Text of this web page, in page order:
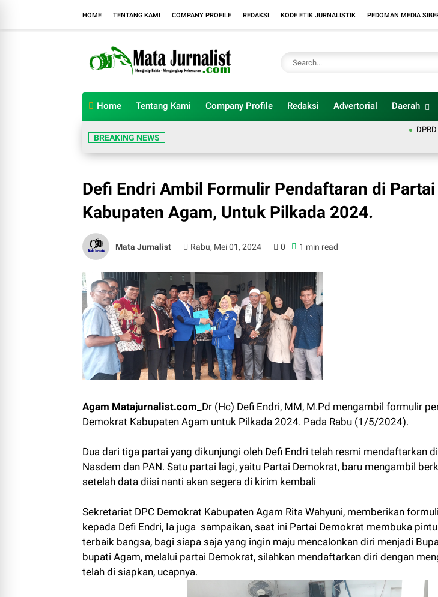
HOME TENTANG KAMI COMPANY PROFILE REDAKSI KODE ETIK JURNALISTIK PEDOMAN MEDIA
Home Tentang Kami Company Profile Redaksi Advertorial Daerah
BREAKING NEWS
DPRD
Defi Endri Ambil Formulir Pendaftaran di
Kabupaten Agam, Untuk Pilkada 2024.
Mata Jurnalist Rabu, Mei 01, 2024 0 1 min read
Agam Matajurnalist.com_ Dr (Hc) Defi Endri, MM, M.Pd mengambil formulir
Demokrat Kabupaten Agam untuk Pilkada 2024. Pada Rabu (1/5/2024).
Dua dari tiga partai yang dikunjungi oleh Defi Endri telah resmi mendaftarkan
Nasdem dan PAN. Satu partai lagi, yaitu Partai Demokrat, baru mengambil
setelah data diisi nanti akan segera di kirim kembali
Sekretariat DPC Demokrat Kabupaten Agam Rita Wahyuni, memberikan
kepada Defi Endri, Ia juga sampaikan, saat ini Partai Demokrat membuka
terbaik bangsa, bagi siapa saja yang ingin maju mencalonkan diri menjadi
bupati Agam, melalui partai Demokrat, silahkan mendaftarkan diri dengan
telah di siapkan, ucapnya.